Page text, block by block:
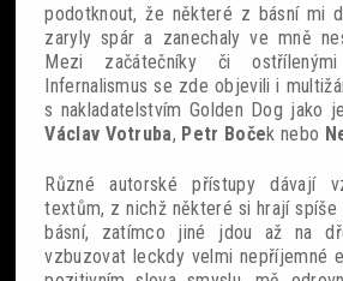
Blackout
podotknout, že některé z básní mi
zaryly spár a zanechaly ve mně
Mezi začátečníky či
Infernalismus se zde objevili i
s nakladatelstvím Golden Dog jako je
Václav Votruba, Petr Boček nebo
Různé autorské přístupy dávají
textům, z nichž některé si hrají spíše
básní, zatímco jiné jdou až na
vzbuzovat leckdy velmi nepříjemné